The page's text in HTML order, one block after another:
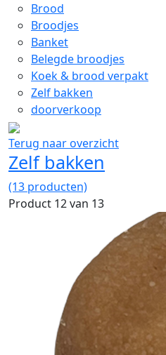
Brood
Broodjes
Banket
Belegde broodjes
Koek & brood verpakt
Zelf bakken
doorverkoop
Terug naar overzicht
Zelf bakken
(13 producten)
Product 12 van 13